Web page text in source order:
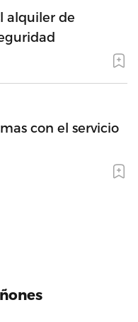
alquiler de
con el servicio